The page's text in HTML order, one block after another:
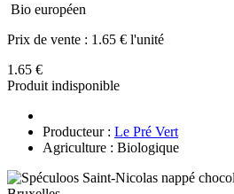
Bio européen
Prix de vente : 1.65 € l'unité
1.65 €
Produit indisponible
Producteur : Le Pré Vert
Agriculture : Biologique